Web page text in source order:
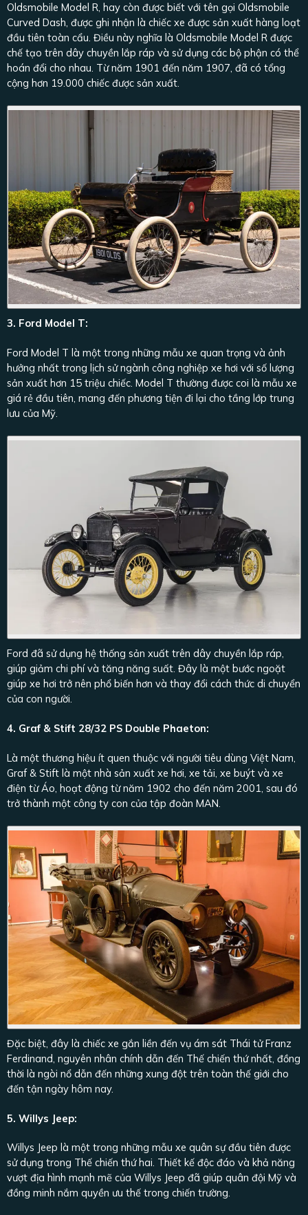
Oldsmobile Model R, hay còn được biết với tên gọi Oldsmobile
Curved Dash, được ghi nhận là chiếc xe được sản xuất hàng loạt
đầu tiên toàn cẩu. Điều này nghĩa là Oldsmobile Model R được
chế tạo trên dây chuyền lắp ráp và sử dụng các bộ phận có thể
hoán đổi cho nhau. Từ năm 1901 đến năm 1907, đã có tổng
cộng hơn 19.000 chiếc được sản xuất.
3. Ford Model T:
Ford Model T là một trong những mẫu xe quan trọng và ảnh
hưởng nhất trong lịch sử ngành công nghiệp xe hơi với số lượng
sản xuất hơn 15 triệu chiếc. Model T thường được coi là mẫu xe
giá rẻ đầu tiên, mang đến phương tiện đi lại cho tầng lớp trung
lưu của Mỹ.
Ford đã sử dụng hệ thống sản xuất trên dây chuyền lắp ráp,
giúp giảm chi phí và tăng năng suất. Đây là một bước ngoặt
giúp xe hơi trở nên phổ biến hơn và thay đổi cách thức di chuyển
của con người.
4. Graf & Stift 28/32 PS Double Phaeton:
Là một thương hiệu ít quen thuộc với người tiêu dùng Việt Nam,
Graf & Stift là một nhà sản xuất xe hơi, xe tải, xe buýt và xe
điện từ Áo, hoạt động từ năm 1902 cho đến năm 2001, sau đó
trở thành một công ty con của tập đoàn MAN.
Đặc biệt, đây là chiếc xe gắn liền đến vụ ám sát Thái tử Franz
Ferdinand, nguyên nhân chính dẫn đến Thế chiến thứ nhất, đồng
thời là ngòi nổ dẫn đến những xung đột trên toàn thế giới cho
đến tận ngày hôm nay.
5. Willys Jeep:
Willys Jeep là một trong những mẫu xe quân sự đầu tiên được
sử dụng trong Thế chiến thứ hai. Thiết kế độc đáo và khả năng
vượt địa hình mạnh mẽ của Willys Jeep đã giúp quân đội Mỹ và
đồng minh nắm quyền ưu thế trong chiến trường.